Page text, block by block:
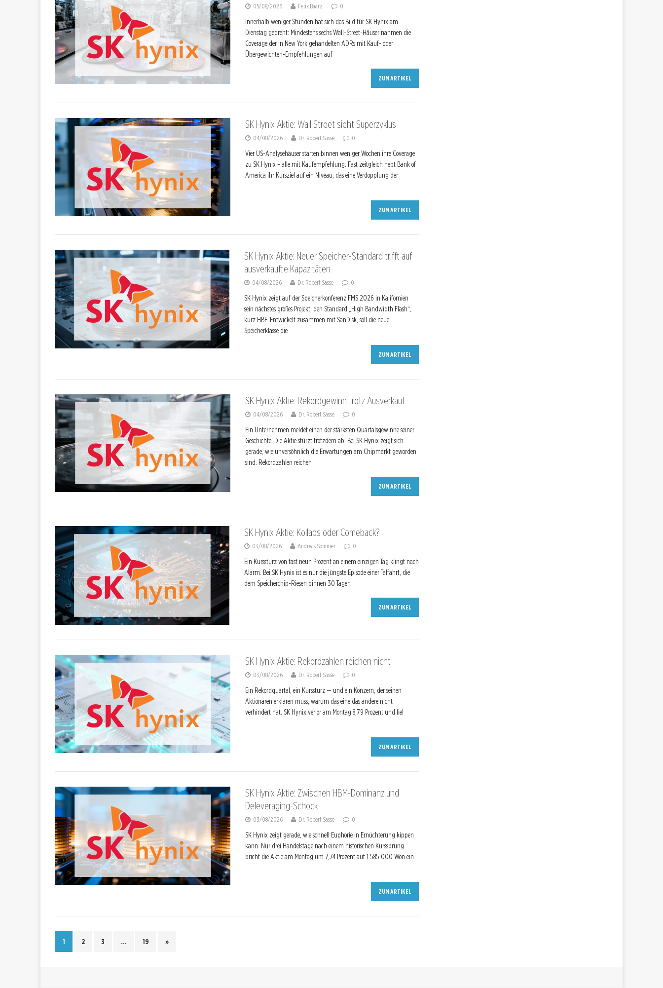
05/08/2026 Felix Baarz 0
Innerhalb weniger Stunden hat sich das Bild für SK Hynix am
Dienstag gedreht: Mindestens sechs Wall-Street-Häuser nahmen die
Coverage der in New York gehandelten ADRs mit Kauf- oder
Übergewichten-Empfehlungen auf
ZUM ARTIKEL
SK Hynix Aktie: Wall Street sieht Superzyklus
04/08/2026 Dr. Robert Sasse 0
Vier US-Analysehäuser starten binnen weniger Wochen ihre Coverage
zu SK Hynix – alle mit Kaufempfehlung. Fast zeitgleich hebt Bank of
America ihr Kursziel auf ein Niveau, das eine Verdopplung der
ZUM ARTIKEL
SK Hynix Aktie: Neuer Speicher-Standard trifft auf
ausverkaufte Kapazitäten
04/08/2026 Dr. Robert Sasse 0
SK Hynix zeigt auf der Speicherkonferenz FMS 2026 in Kalifornien
sein nächstes großes Projekt: den Standard „High Bandwidth Flash“,
kurz HBF. Entwickelt zusammen mit SanDisk, soll die neue
Speicherklasse die
ZUM ARTIKEL
SK Hynix Aktie: Rekordgewinn trotz Ausverkauf
04/08/2026 Dr. Robert Sasse 0
Ein Unternehmen meldet einen der stärksten Quartalsgewinne seiner
Geschichte. Die Aktie stürzt trotzdem ab. Bei SK Hynix zeigt sich
gerade, wie unversöhnlich die Erwartungen am Chipmarkt geworden
sind. Rekordzahlen reichen
ZUM ARTIKEL
SK Hynix Aktie: Kollaps oder Comeback?
03/08/2026 Andreas Sommer 0
Ein Kurssturz von fast neun Prozent an einem einzigen Tag klingt nach
Alarm. Bei SK Hynix ist es nur die jüngste Episode einer Talfahrt, die
dem Speicherchip-Riesen binnen 30 Tagen
ZUM ARTIKEL
SK Hynix Aktie: Rekordzahlen reichen nicht
03/08/2026 Dr. Robert Sasse 0
Ein Rekordquartal, ein Kurssturz — und ein Konzern, der seinen
Aktionären erklären muss, warum das eine das andere nicht
verhindert hat. SK Hynix verlor am Montag 8,79 Prozent und fiel
ZUM ARTIKEL
SK Hynix Aktie: Zwischen HBM-Dominanz und
Deleveraging-Schock
03/08/2026 Dr. Robert Sasse 0
SK Hynix zeigt gerade, wie schnell Euphorie in Ernüchterung kippen
kann. Nur drei Handelstage nach einem historischen Kurssprung
bricht die Aktie am Montag um 7,74 Prozent auf 1.585.000 Won ein.
ZUM ARTIKEL
1 2 3 … 19 »